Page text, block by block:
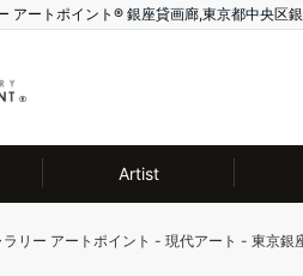
ー アートポイント®️ 銀座貸画廊,東京都
Artist
リー アートポイント - 現代アート - 東京銀